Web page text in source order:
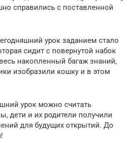
справились с поставленной
урок заданием стало
сидит с повернутой набок
накопленный багаж знаний,
изобразили кошку и в этом
урок можно считать
дети и их родители получили
для будущих открытий. До